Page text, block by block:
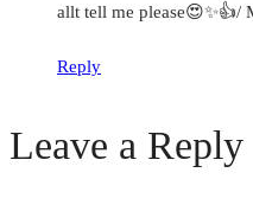
allt tell me please😍✨👍/
Reply
Leave a Reply